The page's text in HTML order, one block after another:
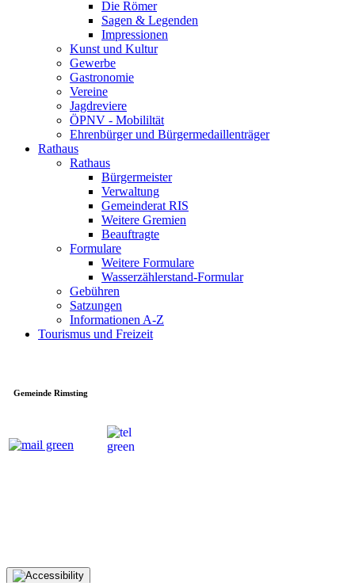
Die Römer
Sagen & Legenden
Impressionen
Kunst und Kultur
Gewerbe
Gastronomie
Vereine
Jagdreviere
ÖPNV - Mobililtät
Ehrenbürger und Bürgermedaillenträger
Rathaus
Rathaus
Bürgermeister
Verwaltung
Gemeinderat RIS
Weitere Gremien
Beauftragte
Formulare
Weitere Formulare
Wasserzählerstand-Formular
Gebühren
Satzungen
Informationen A-Z
Tourismus und Freizeit
Gemeinde Rimsting